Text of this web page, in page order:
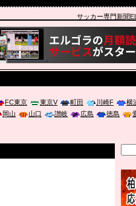
サッカー専門新聞
FC東京 東京V 町田 川崎F 横
岡山 山口 讃岐 広島 徳島